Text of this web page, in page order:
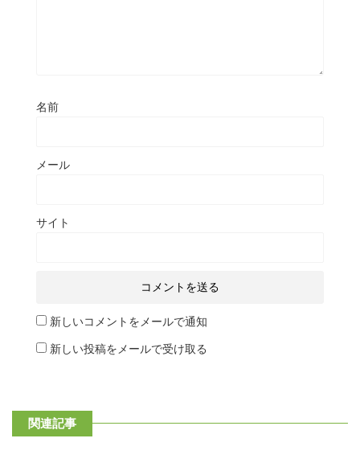
名前
メール
サイト
新しいコメントをメールで通知
新しい投稿をメールで受け取る
関連記事